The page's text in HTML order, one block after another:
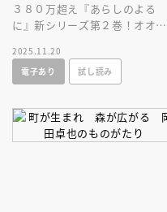
３８０万超え『あらしのよる
に』新シリーズ第２巻！オオカ
しての「親心」が芽生えるシー
ンに涙します。
2025.11.20
電子あり
試し読み